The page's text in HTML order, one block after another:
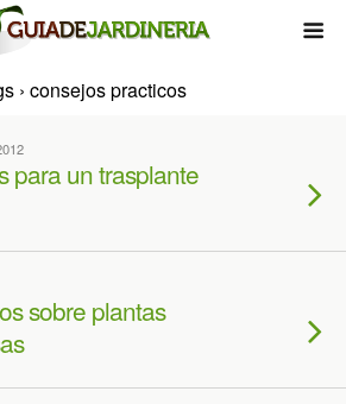
› consejos practicos
para un trasplante
sobre plantas